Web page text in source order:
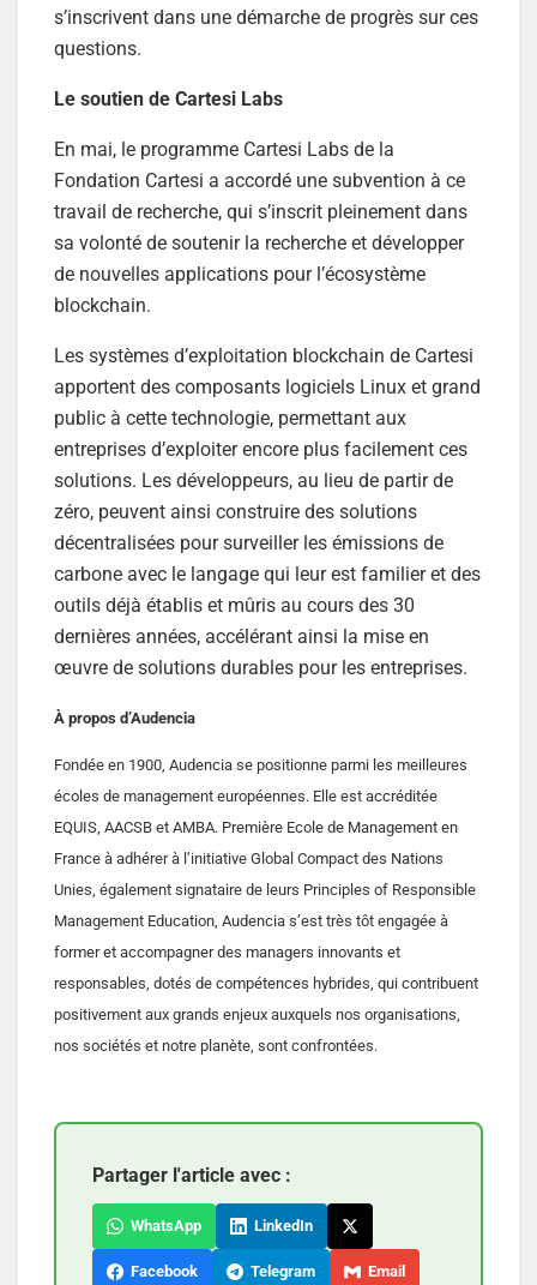
s’inscrivent dans une démarche de progrès sur ces
questions.
Le soutien de Cartesi Labs
En mai, le programme Cartesi Labs de la
Fondation Cartesi a accordé une subvention à ce
travail de recherche, qui s’inscrit pleinement dans
sa volonté de soutenir la recherche et développer
de nouvelles applications pour l’écosystème
blockchain.
Les systèmes d’exploitation blockchain de Cartesi
apportent des composants logiciels Linux et grand
public à cette technologie, permettant aux
entreprises d’exploiter encore plus facilement ces
solutions. Les développeurs, au lieu de partir de
zéro, peuvent ainsi construire des solutions
décentralisées pour surveiller les émissions de
carbone avec le langage qui leur est familier et des
outils déjà établis et mûris au cours des 30
dernières années, accélérant ainsi la mise en
œuvre de solutions durables pour les entreprises.
À propos d’Audencia
Fondée en 1900, Audencia se positionne parmi les meilleures
écoles de management européennes. Elle est accréditée
EQUIS, AACSB et AMBA. Première Ecole de Management en
France à adhérer à l’initiative Global Compact des Nations
Unies, également signataire de leurs Principles of Responsible
Management Education, Audencia s’est très tôt engagée à
former et accompagner des managers innovants et
responsables, dotés de compétences hybrides, qui contribuent
positivement aux grands enjeux auxquels nos organisations,
nos sociétés et notre planète, sont confrontées.
Partager l'article avec :
WhatsApp LinkedIn
Facebook Telegram Email